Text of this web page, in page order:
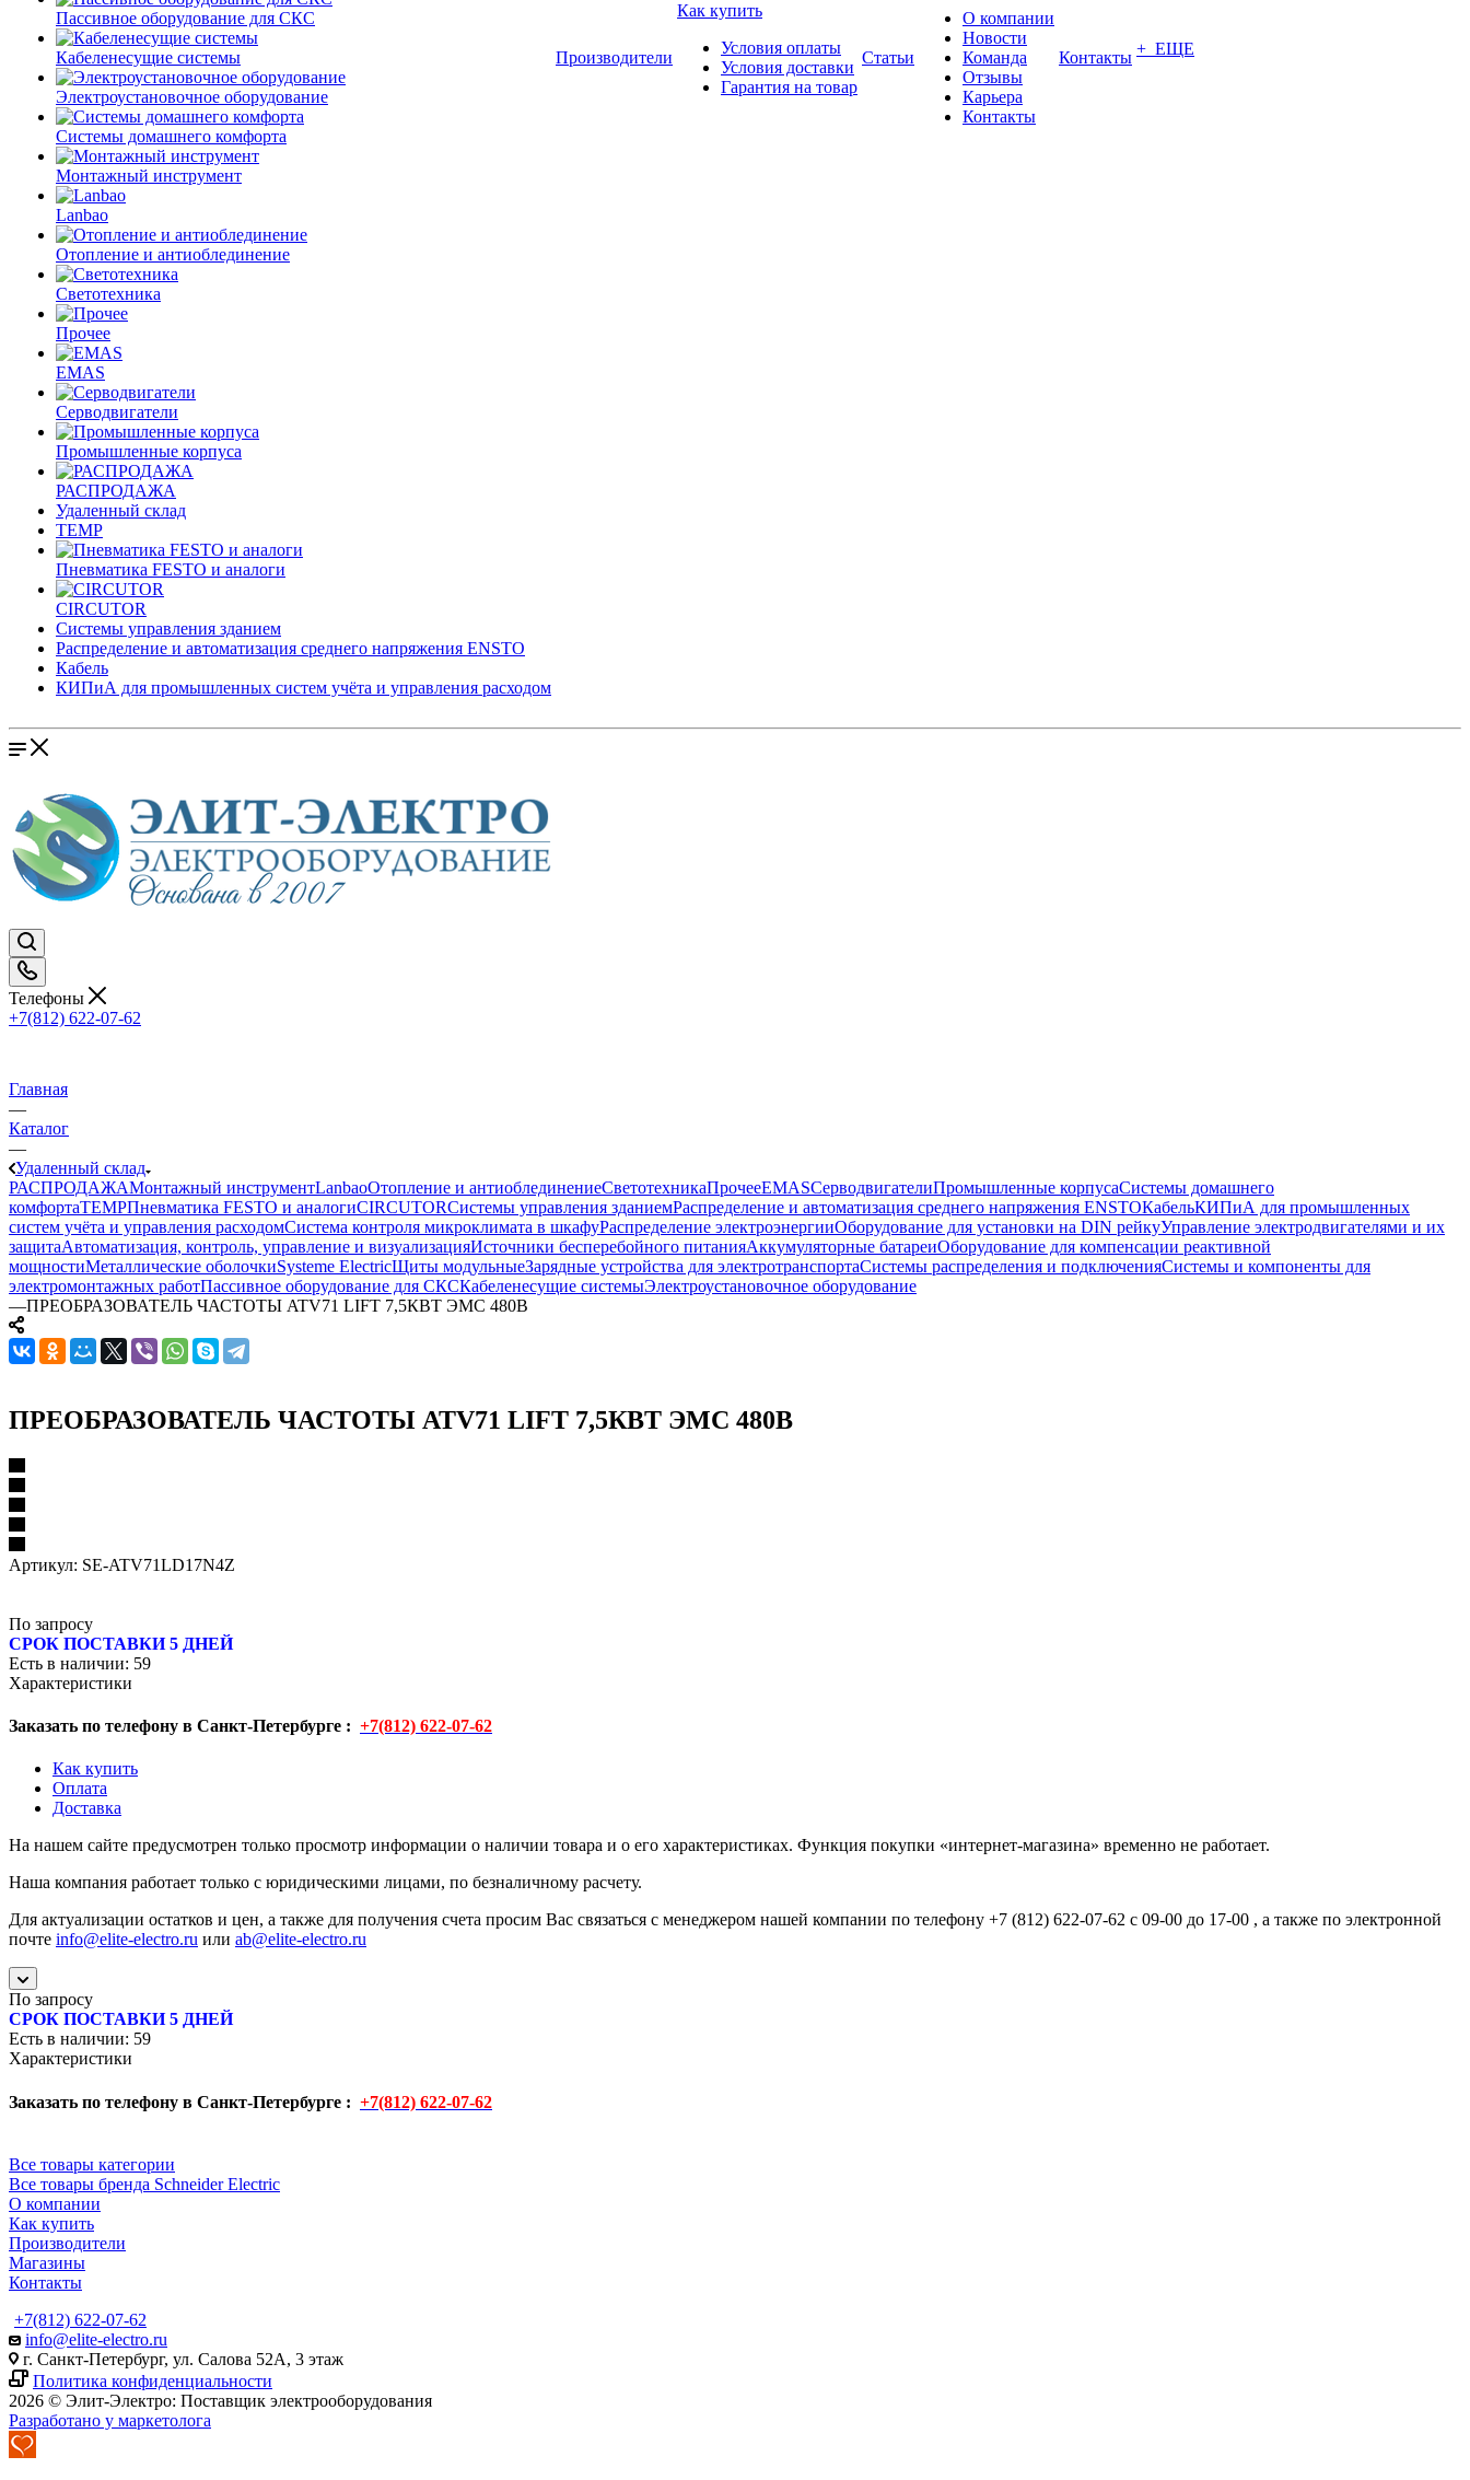
Пассивное оборудование для СКС
Кабеленесущие системы
Электроустановочное оборудование
Системы домашнего комфорта
Монтажный инструмент
Lanbao
Отопление и антиоблединение
Светотехника
Прочее
EMAS
Cерводвигатели
Промышленные корпуса
РАСПРОДАЖА
Удаленный склад
TEMP
Пневматика FESTO и аналоги
CIRCUTOR
Системы управления зданием
Распределение и автоматизация среднего напряжения ENSTO
Кабель
КИПиА для промышленных систем учёта и управления расходом
Производители
Как купить
Условия оплаты
Условия доставки
Гарантия на товар
Статьи
О компании
Новости
Команда
Отзывы
Карьера
Контакты
Контакты + ЕЩЕ
Телефоны
+7(812) 622-07-62
Главная
—
Каталог
—
Удаленный склад
РАСПРОДАЖАМонтажный инструментLanbaoОтопление и антиоблединениеСветотехникаПрочееEMASCерводвигателиПромышленные корпусаСистемы домашнего
комфортаTEMPПневматика FESTO и аналогиCIRCUTORСистемы управления зданиемРаспределение и автоматизация среднего напряжения ENSTOКабельКИПиА для промышленных
систем учёта и управления расходомСистема контроля микроклимата в шкафуРаспределение электроэнергииОборудование для установки на DIN рейкуУправление электродвигателями и их
защитаАвтоматизация, контроль, управление и визуализацияИсточники бесперебойного питанияАккумуляторные батареиОборудование для компенсации реактивной
мощностиМеталлические оболочкиSysteme ElectricЩиты модульныеЗарядные устройства для электротранспортаСистемы распределения и подключенияСистемы и компоненты для
электромонтажных работПассивное оборудование для СКСКабеленесущие системыЭлектроустановочное оборудование
—ПРЕОБРАЗОВАТЕЛЬ ЧАСТОТЫ ATV71 LIFT 7,5КВТ ЭМС 480В
ПРЕОБРАЗОВАТЕЛЬ ЧАСТОТЫ ATV71 LIFT 7,5КВТ ЭМС 480В
Артикул: SE-ATV71LD17N4Z
По запросу
СРОК ПОСТАВКИ 5 ДНЕЙ
Есть в наличии: 59
Характеристики
Заказать по телефону в Санкт-Петербурге : +7(812) 622-07-62
Как купить
Оплата
Доставка
На нашем сайте предусмотрен только просмотр информации о наличии товара и о его характеристиках. Функция покупки «интернет-магазина» временно не работает.
Наша компания работает только с юридическими лицами, по безналичному расчету.
Для актуализации остатков и цен, а также для получения счета просим Вас связаться с менеджером нашей компании по телефону +7 (812) 622-07-62 с 09-00 до 17-00 , а также по электронной
почте info@elite-electro.ru или ab@elite-electro.ru
По запросу
СРОК ПОСТАВКИ 5 ДНЕЙ
Есть в наличии: 59
Характеристики
Заказать по телефону в Санкт-Петербурге : +7(812) 622-07-62
Все товары категории
Все товары бренда Schneider Electric
О компании
Как купить
Производители
Магазины
Контакты
+7(812) 622-07-62
info@elite-electro.ru
г. Санкт-Петербург, ул. Салова 52А, 3 этаж
Политика конфиденциальности
2026 © Элит-Электро: Поставщик электрооборудования
Разработано у маркетолога